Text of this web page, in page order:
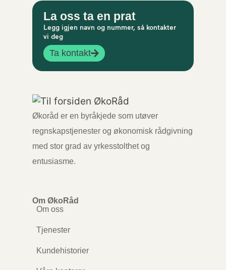
La oss ta en prat
Legg igjen navn og nummer, så kontakter
vi deg
Ta kontakt
Økoråd er en byråkjede som utøver
regnskapstjenester og økonomisk rådgivning
med stor grad av yrkesstolthet og
entusiasme.
Om ØkoRåd
Om oss
Tjenester
Kundehistorier